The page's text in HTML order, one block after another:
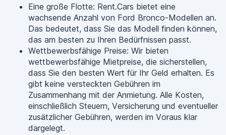
Eine große Flotte: Rent.Cars bietet eine
wachsende Anzahl von Ford Bronco-Modellen an.
Das bedeutet, dass Sie das Modell finden können,
das am besten zu Ihren Bedürfnissen passt.
Wettbewerbsfähige Preise: Wir bieten
wettbewerbsfähige Mietpreise, die sicherstellen,
dass Sie den besten Wert für Ihr Geld erhalten. Es
gibt keine versteckten Gebühren im
Zusammenhang mit der Anmietung. Alle Kosten,
einschließlich Steuern, Versicherung und eventueller
zusätzlicher Gebühren, werden im Voraus klar
dargelegt.